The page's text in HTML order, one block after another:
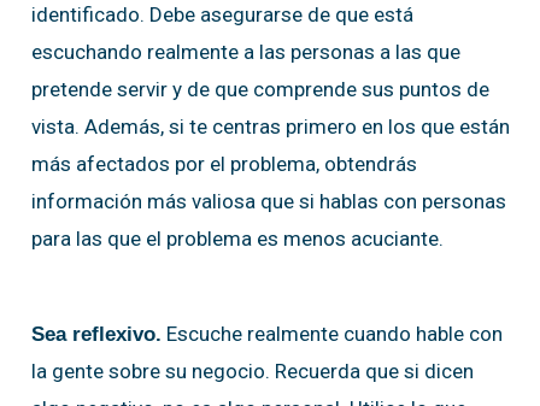
identificado. Debe asegurarse de que está
escuchando realmente a las personas a las que
pretende servir y de que comprende sus puntos de
vista. Además, si te centras primero en los que están
más afectados por el problema, obtendrás
información más valiosa que si hablas con personas
para las que el problema es menos acuciante.
Sea reflexivo. Escuche realmente cuando hable con
la gente sobre su negocio. Recuerda que si dicen